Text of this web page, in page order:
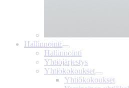
Hallinnointi
Hallinnointi
Yhtiöjärjestys
Yhtiökokoukset
Yhtiökokoukset